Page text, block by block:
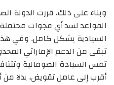
وبناء على ذلك، قررت الدولة
القواعد لسد أي فجوات
السيادية بشكل كامل. وفي
تبقى من الدعم الإماراتي
تمس السيادة الصومالية
أقرب إلى عامل تقويض، بدلا